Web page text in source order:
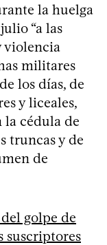
la huelga
“a las
violencia
militares
los días, de
y liceales,
la cédula de
truncas y de
de
golpe de
suscriptores